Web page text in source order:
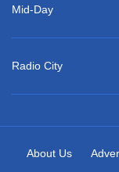
Mid-Day
Radio City
About Us